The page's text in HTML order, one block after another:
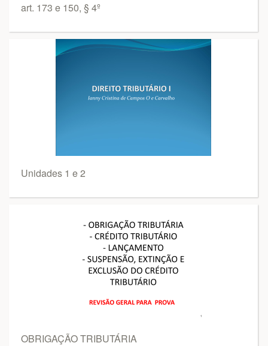
art. 173 e 150, § 4º
Unidades 1 e 2
OBRIGAÇÃO TRIBUTÁRIA